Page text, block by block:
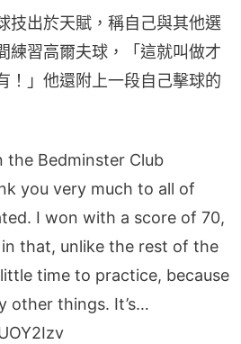
技出於天賦，稱自己與其他選
練習高爾夫球，「這就叫做才
！」他還附上一段自己擊球的
the Bedminster Club
you very much to all of
I won with a score of 70,
that, unlike the rest of the
time to practice, because
other things. It’s…